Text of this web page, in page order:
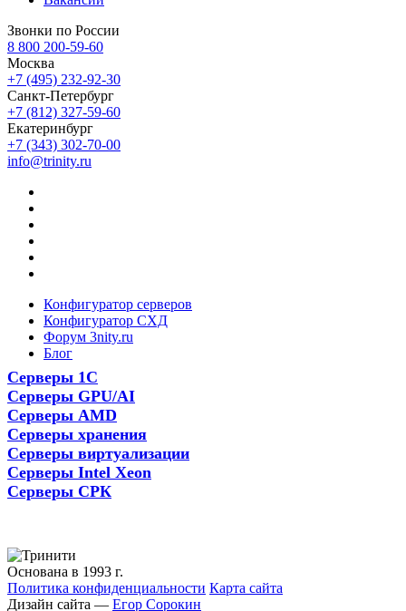
Звонки по России
8 800 200-59-60
Москва
+7 (495) 232-92-30
Санкт-Петербург
+7 (812) 327-59-60
Екатеринбург
+7 (343) 302-70-00
info@trinity.ru
Конфигуратор серверов
Конфигуратор СХД
Форум 3nity.ru
Блог
Серверы 1С
Серверы GPU/AI
Серверы AMD
Серверы хранения
Серверы виртуализации
Серверы Intel Xeon
Серверы СРК
Основана в 1993 г.
Политика конфиденциальности Карта сайта
Дизайн сайта — Егор Сорокин